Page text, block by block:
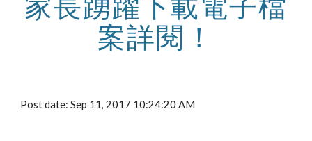
案詳閱！
Post date: Sep 11, 2017 10:24:20 AM